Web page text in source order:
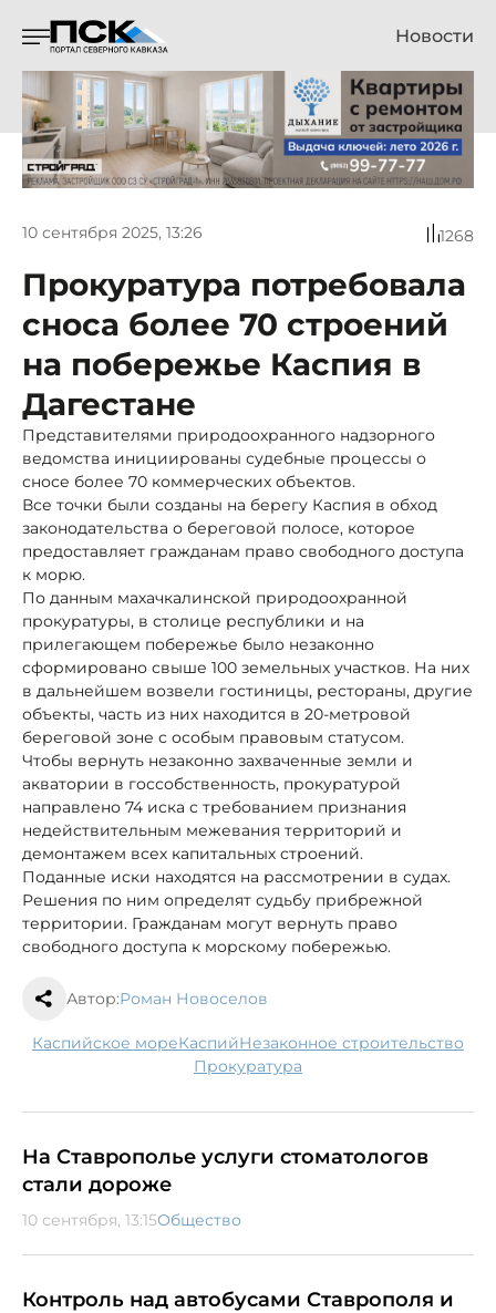
Новости
10 сентября 2025, 13:26 1268
Прокуратура потребовала
сноса более 70 строений
на побережье Каспия в
Дагестане
Представителями природоохранного надзорного
ведомства инициированы судебные процессы о
сносе более 70 коммерческих объектов.
Все точки были созданы на берегу Каспия в обход
законодательства о береговой полосе, которое
предоставляет гражданам право свободного доступа
к морю.
По данным махачкалинской природоохранной
прокуратуры, в столице республики и на
прилегающем побережье было незаконно
сформировано свыше 100 земельных участков. На них
в дальнейшем возвели гостиницы, рестораны, другие
объекты, часть из них находится в 20-метровой
береговой зоне с особым правовым статусом.
Чтобы вернуть незаконно захваченные земли и
акватории в госсобственность, прокуратурой
направлено 74 иска с требованием признания
недействительным межевания территорий и
демонтажем всех капитальных строений.
Поданные иски находятся на рассмотрении в судах.
Решения по ним определят судьбу прибрежной
территории. Гражданам могут вернуть право
свободного доступа к морскому побережью.
Автор:Роман Новоселов
Каспийское море Каспий
незаконное строительство
прокуратура
На Ставрополье услуги стоматологов
стали дороже
10 сентября, 13:15Общество
Контроль над автобусами Ставрополя и